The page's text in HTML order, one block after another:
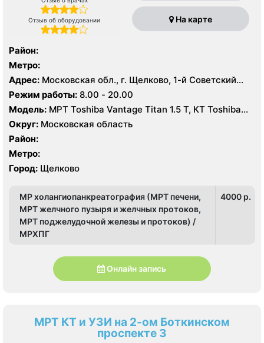
Отзыв об оборудовании На карте
Район:
Метро:
Адрес: Московская обл., г. Щелково, 1-й Советский
пер., 27
Режим работы: 8.00 - 20.00
Модель: МРТ Toshiba Vantage Titan 1.5 Т, КТ Toshiba
Aquilion Prime CXL 64 среза, УЗИ Toshiba Aplio 500
Округ: Московская область
Район:
Метро:
Город: Щелково
МР холангиопанкреатография (МРТ печени,
МРТ желчного пузыря и желчных протоков,
МРТ поджелудочной железы и протоков) /
МРХПГ
4000 p.
Онлайн запись
МРТ КТ и УЗИ на 2-ом Боткинском
проспекте 3